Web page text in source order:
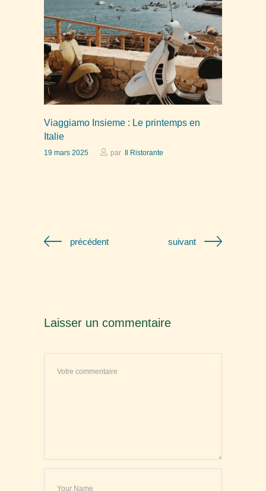
Viaggiamo Insieme : Le printemps en
Italie
19 mars 2025 par Il Ristorante
précédent suivant
Laisser un commentaire